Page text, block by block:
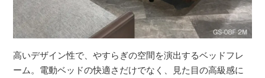
高いデザイン性で、やすらぎの空間を演出するベッドフレ
ーム。電動ベッドの快適さだけでなく、見た目の高級感に